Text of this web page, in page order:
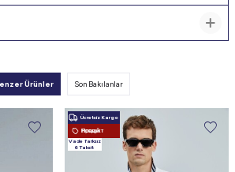
Ürünler Son Bakılanlar
Ücretsiz Kargo
Новый Продукт
Vade farksız
6 Taksit